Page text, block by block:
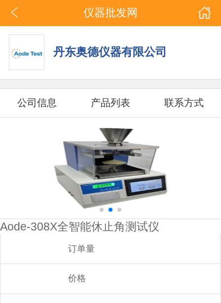
仪器批发网
丹东奥德仪器有限公司
公司信息 产品列表 联系方式
Aode-308X全智能休止角测试仪
订单量
价格